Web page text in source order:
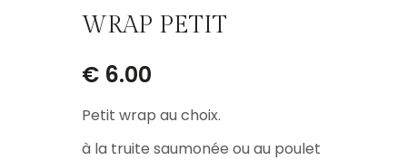
WRAP PETIT
€ 6.00
Petit wrap au choix.
à la truite saumonée ou au poulet